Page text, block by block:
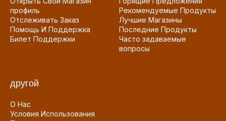
профиль
Отслеживать Заказ
Помощь И Поддержка
Билет Поддержки
Рекомендуемые Продукты
Лучшие Магазины
Последние Продукты
Часто задаваемые
вопросы
другой
О Нас
Условия Использования